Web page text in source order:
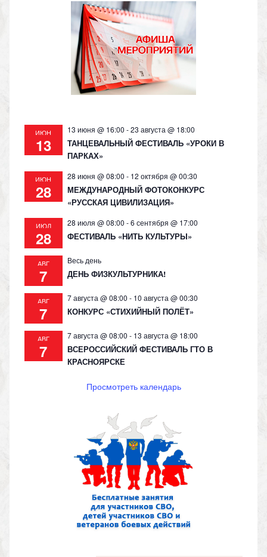
kl
as
s
ni
ki
a
m
A
p
p
Li
n
k
ИЮН
13
13 июня @ 16:00 -23 августа @ 18:00
ТАНЦЕВАЛЬНЫЙ ФЕСТИВАЛЬ «УРОКИ В
ПАРКАХ»
ИЮН
28
28 июня @ 08:00 - 12 октября @ 00:30
МЕЖДУНАРОДНЫЙ ФОТОКОНКУРС
«РУССКАЯ ЦИВИЛИЗАЦИЯ»
ИЮЛ
28
28 июля @ 08:00 -6 сентября @ 17:00
ФЕСТИВАЛЬ «НИТЬ КУЛЬТУРЫ»
АВГ
7
Весь день
ДЕНЬ ФИЗКУЛЬТУРНИКА!
АВГ
7
7 августа @ 08:00 - 10 августа @ 00:30
КОНКУРС «СТИХИЙНЫЙ ПОЛЁТ»
АВГ
7
7 августа @ 08:00 - 13 августа @ 18:00
ВСЕРОССИЙСКИЙ ФЕСТИВАЛЬ ГТО В
КРАСНОЯРСКЕ
Просмотреть календарь